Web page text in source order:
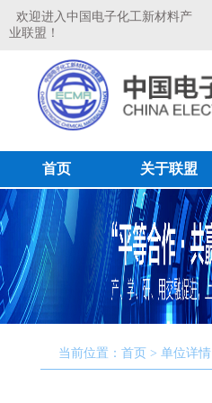
欢迎进入中国电子化工新材料产
业联盟！
首页 关于联盟
联盟成员 专家委员会
科研成果 联系我们
当前位置：首页 > 单位详情